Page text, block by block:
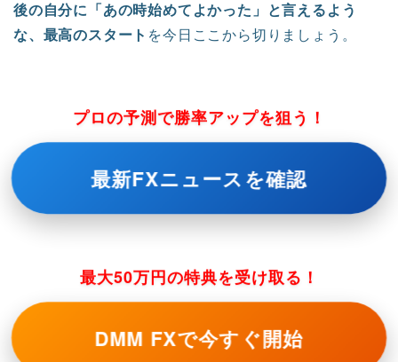
後の自分に「あの時始めてよかった」と言えるよう
な、最高のスタート を今日ここから切りましょう。
プロの予測で勝率アップを狙う！
最新FXニュースを確認
最大50万円の特典を受け取る！
DMM FXで今すぐ開始